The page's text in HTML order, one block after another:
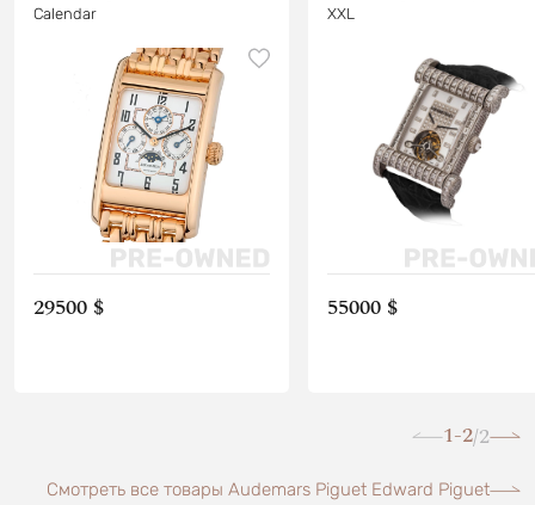
Calendar
29500 $
XXL
55000 $
1-2/2
Смотреть все товары Audemars Piguet Edward Piguet